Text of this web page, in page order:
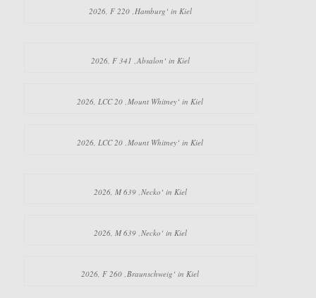
2026, F 220 ‚Hamburg‘ in Kiel
2026, F 341 ‚Absalon‘ in Kiel
2026, LCC 20 ‚Mount Whitney‘ in Kiel
2026, LCC 20 ‚Mount Whitney‘ in Kiel
2026, M 639 ‚Necko‘ in Kiel
2026, M 639 ‚Necko‘ in Kiel
2026, F 260 ‚Braunschweig‘ in Kiel